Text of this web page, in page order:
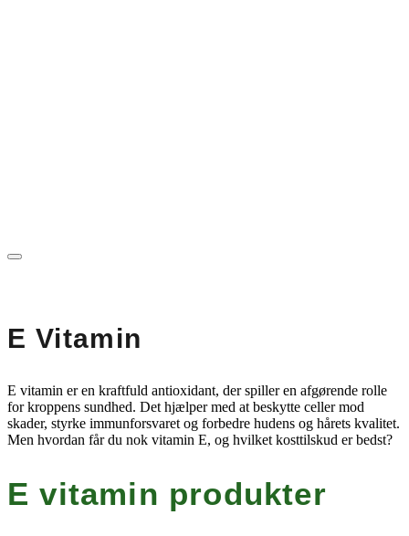
Hamburger Toggle Menu
E Vitamin
E vitamin er en kraftfuld antioxidant, der spiller en afgørende rolle
for kroppens sundhed. Det hjælper med at beskytte celler mod
skader, styrke immunforsvaret og forbedre hudens og hårets kvalitet.
Men hvordan får du nok vitamin E, og hvilket kosttilskud er bedst?
E vitamin produkter